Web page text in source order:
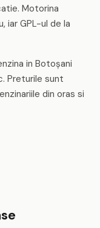
Motorina
iar GPL-ul de la
in Botoşani
Preturile sunt
din oras si